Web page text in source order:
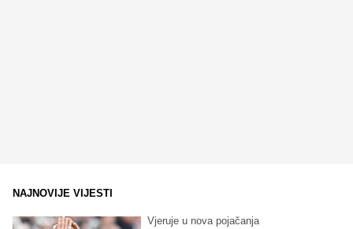
NAJNOVIJE VIJESTI
Vjeruje u nova pojačanja